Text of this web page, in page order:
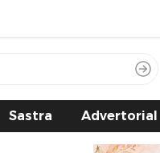
Sastra Advertorial